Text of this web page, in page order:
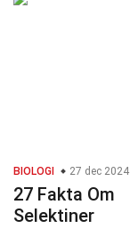
BIOLOGI 27 dec 2024
27 Fakta Om
Selektiner